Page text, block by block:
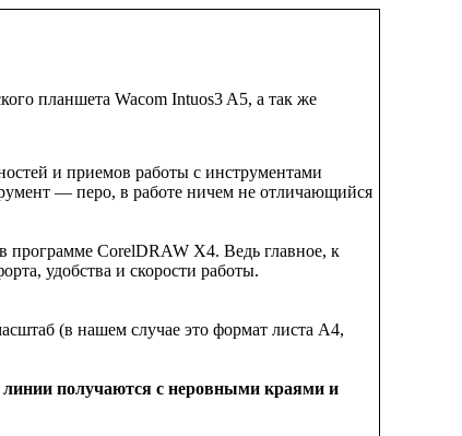
планшета Wacom Intuos3 A5, а так же
и приемов работы с инструментами
— перо, в работе ничем не отличающийся
программе CorelDRAW X4. Ведь главное, к
удобства и скорости работы.
(в нашем случае это формат листа А4,
получаются с неровными краями и